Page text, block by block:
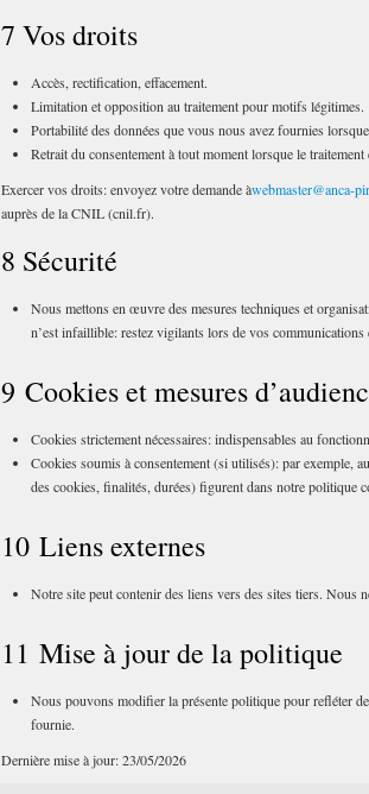
7 Vos droits
Accès, rectification, effacement.
Limitation et opposition au traitement pour motifs légitimes.
Portabilité des données que vous nous avez fournies
Retrait du consentement à tout moment lorsque le
Exercer vos droits: envoyez votre demande àwebmaster@anca-
auprès de la CNIL (cnil.fr).
8 Sécurité
Nous mettons en œuvre des mesures techniques et
n’est infaillible: restez vigilants lors de vos communications
9 Cookies et mesures
Cookies strictement nécessaires: indispensables au
Cookies soumis à consentement (si utilisés): par exemple,
des cookies, finalités, durées) figurent dans notre politique
10 Liens externes
Notre site peut contenir des liens vers des sites tiers. Nous
11 Mise à jour de la politique
Nous pouvons modifier la présente politique pour refléter
fournie.
Dernière mise à jour: 23/05/2026